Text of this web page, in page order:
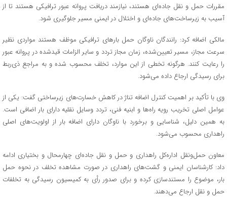
مقررات حمل و نقل جاده‌ای هستند، نیازمند دریافت پروانه عبور ترافیکی هستند تا از
آسیب به زیرساخت‌های جاده‌ای و اختلال در ایمنی مسیر جلوگیری شود.
مالکی اضافه کرد: رانندگان ناوگان حمل بارهای ترافیکی موظف هستند مواردی نظیر
سرعت مجاز، مسیر تعیین‌شده، زمان مجاز تردد و سایر الزامات قیدشده در پروانه عبور
را رعایت کنند. هرگونه تخطی از این موارد، تخلف محسوب شده و به مراجع ذی‌ربط
برای رسیدگی ارجاع داده می‌شود.
وی با تأکید بر اهمیت کنترل اضافه تناژ در کاهش خسارت‌های زیرساختی گفت: یکی از
عوامل اصلی تخریب رویه راه‌ها و ابنیه فنی، تردد وسایل نقلیه دارای بار اضافی است.
به همین دلیل، شناسایی و برخورد با ناوگان دارای اضافه بار از اولویت‌های اصلی
راهداری محسوب می‌شود.
معاون حمل‌و‌نقل اداره‌کل راهداری و حمل‌ و نقل جاده‌ای چهارمحال و بختیاری ادامه
داد: کارشناسان ایمنی و گشت‌های راهداری در صورت مشاهده تخلف در نحوه حمل
بار، موضوع را مستندسازی کرده و برای صدور رأی به کمیسیون رسیدگی به تخلفات
حمل‌ و نقل ارجاع می‌دهند.